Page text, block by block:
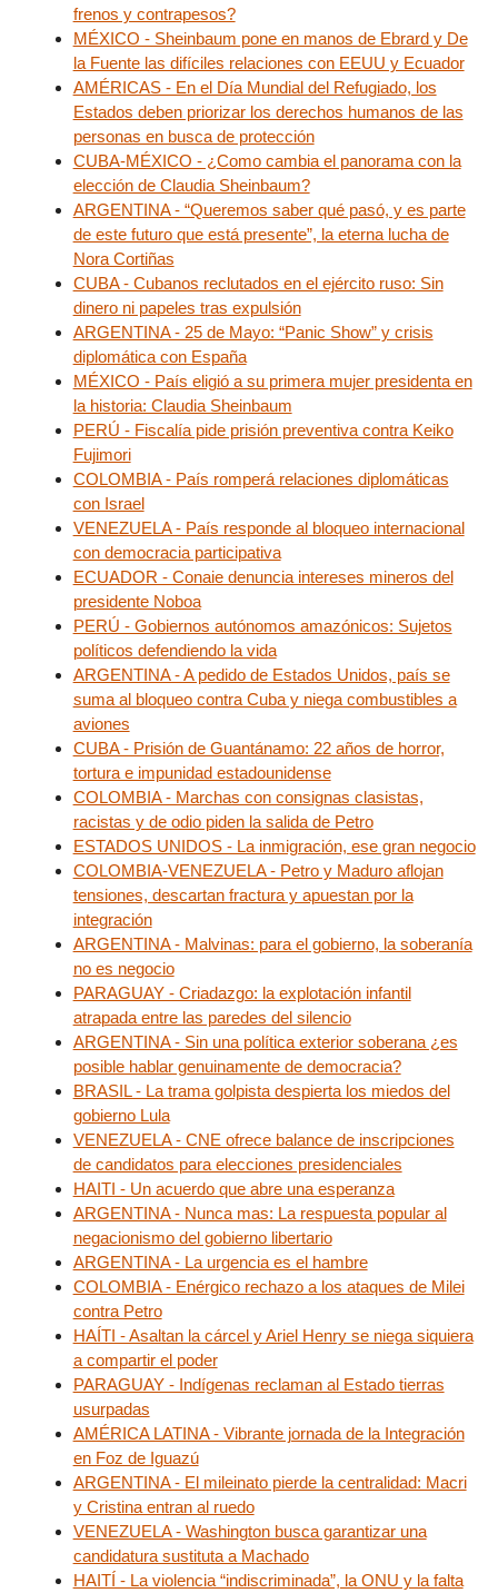
frenos y contrapesos?
MÉXICO - Sheinbaum pone en manos de Ebrard y De
la Fuente las difíciles relaciones con EEUU y Ecuador
AMÉRICAS - En el Día Mundial del Refugiado, los
Estados deben priorizar los derechos humanos de las
personas en busca de protección
CUBA-MÉXICO - ¿Como cambia el panorama con la
elección de Claudia Sheinbaum?
ARGENTINA - “Queremos saber qué pasó, y es parte
de este futuro que está presente”, la eterna lucha de
Nora Cortiñas
CUBA - Cubanos reclutados en el ejército ruso: Sin
dinero ni papeles tras expulsión
ARGENTINA - 25 de Mayo: “Panic Show” y crisis
diplomática con España
MÉXICO - País eligió a su primera mujer presidenta en
la historia: Claudia Sheinbaum
PERÚ - Fiscalía pide prisión preventiva contra Keiko
Fujimori
COLOMBIA - País romperá relaciones diplomáticas
con Israel
VENEZUELA - País responde al bloqueo internacional
con democracia participativa
ECUADOR - Conaie denuncia intereses mineros del
presidente Noboa
PERÚ - Gobiernos autónomos amazónicos: Sujetos
políticos defendiendo la vida
ARGENTINA - A pedido de Estados Unidos, país se
suma al bloqueo contra Cuba y niega combustibles a
aviones
CUBA - Prisión de Guantánamo: 22 años de horror,
tortura e impunidad estadounidense
COLOMBIA - Marchas con consignas clasistas,
racistas y de odio piden la salida de Petro
ESTADOS UNIDOS - La inmigración, ese gran negocio
COLOMBIA-VENEZUELA - Petro y Maduro aflojan
tensiones, descartan fractura y apuestan por la
integración
ARGENTINA - Malvinas: para el gobierno, la soberanía
no es negocio
PARAGUAY - Criadazgo: la explotación infantil
atrapada entre las paredes del silencio
ARGENTINA - Sin una política exterior soberana ¿es
posible hablar genuinamente de democracia?
BRASIL - La trama golpista despierta los miedos del
gobierno Lula
VENEZUELA - CNE ofrece balance de inscripciones
de candidatos para elecciones presidenciales
HAITI - Un acuerdo que abre una esperanza
ARGENTINA - Nunca mas: La respuesta popular al
negacionismo del gobierno libertario
ARGENTINA - La urgencia es el hambre
COLOMBIA - Enérgico rechazo a los ataques de Milei
contra Petro
HAÍTI - Asaltan la cárcel y Ariel Henry se niega siquiera
a compartir el poder
PARAGUAY - Indígenas reclaman al Estado tierras
usurpadas
AMÉRICA LATINA - Vibrante jornada de la Integración
en Foz de Iguazú
ARGENTINA - El mileinato pierde la centralidad: Macri
y Cristina entran al ruedo
VENEZUELA - Washington busca garantizar una
candidatura sustituta a Machado
HAITÍ - La violencia “indiscriminada”, la ONU y la falta